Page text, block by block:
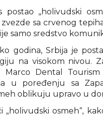
postao „holivudski
sa crvenog
samo sredstvo
godina, Srbija je
na visokom nivou.
Dental
u poređenju sa
oblikuju upravo u
„holivudski osmeh“,